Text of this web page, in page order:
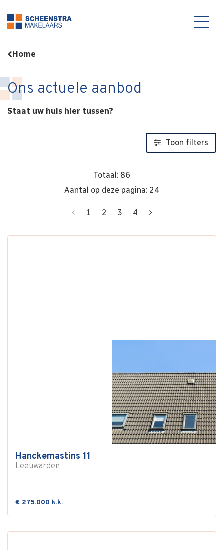
Home
Ons actuele aanbod
Staat uw huis hier tussen?
Toon filters
Totaal: 86
Aantal op deze pagina: 24
Vorige
1 2 3 4 Volgende
Hanckemastins 11
Leeuwarden
€ 275.000 k.k.